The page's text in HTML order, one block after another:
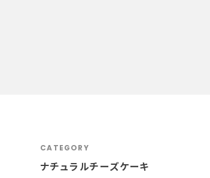
CATEGORY
ナチュラルチーズケーキ